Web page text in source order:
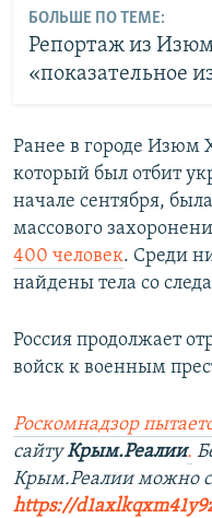
БОЛЬШЕ ПО ТЕМЕ:
Репортаж из
«показательное
Ранее в городе Изюм
который был отбит
начале сентября,
массового
400 человек. Среди
найдены тела со
Россия продолжает
войск к военным
Роскомнадзор
сайтуКрым.Реалии.
Крым.Реалии можно
https://